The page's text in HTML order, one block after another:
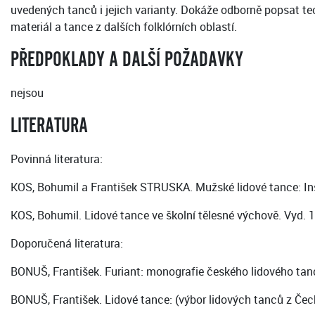
uvedených tanců i jejich varianty. Dokáže odborně popsat
materiál a tance z dalších folklórních oblastí.
PŘEDPOKLADY A DALŠÍ POŽADAVKY
nejsou
LITERATURA
Povinná literatura:
KOS, Bohumil a František STRUSKA. Mužské lidové
KOS, Bohumil. Lidové tance ve školní tělesné výchově.
Doporučená literatura:
BONUŠ, František. Furiant: monografie českého lidového
BONUŠ, František. Lidové tance: (výbor lidových tanců z